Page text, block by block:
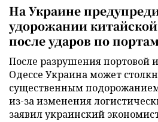
На Украине
удорожании
после ударов по портам
После разрушения портовой
Одессе Украина может
существенным
из-за изменения
заявил украинский